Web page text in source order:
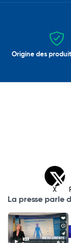
Origine des
X
La presse parle